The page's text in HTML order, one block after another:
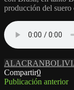
producción del suero
ALACRAN
Compartir0
Publicación anterior